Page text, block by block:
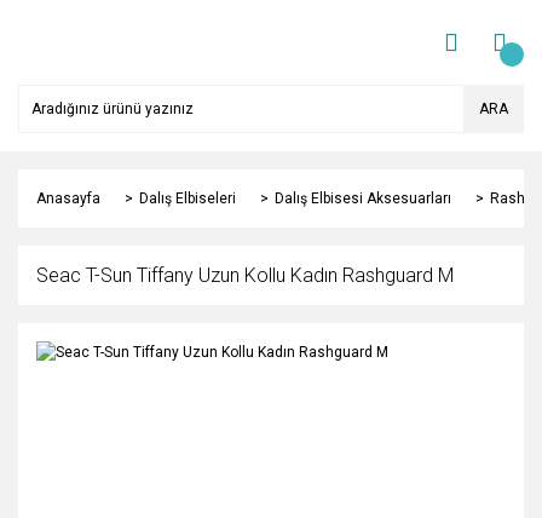
ARA
Anasayfa Dalış Elbiseleri Dalış Elbisesi Aksesuarları
Seac T-Sun Tiffany Uzun Kollu Kadın Rashguard M